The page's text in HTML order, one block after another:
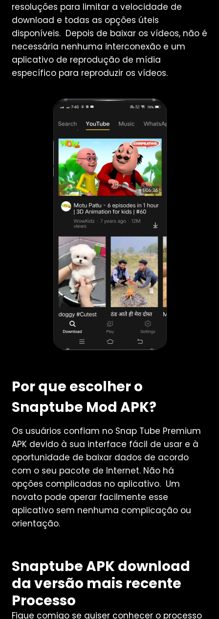
resoluções para limitar a velocidade de
download e todas as opções úteis
disponíveis. Depois de baixar os vídeos, não é
necessária nenhuma interconexão e um
aplicativo de reprodução de mídia
específico para reproduzir os vídeos.
Por que escolher o
Snaptube Mod APK?
Os usuários confiam no Snap Tube Premium
APK devido à sua interface fácil de usar e à
oportunidade de baixar dados de acordo
com o seu pacote de Internet. Não há
opções complicadas no aplicativo. Um
novato pode operar facilmente esse
aplicativo sem nenhuma complicação ou
orientação.
Snaptube APK download
da versão mais recente
Processo
Fique comigo se quiser conhecer o processo